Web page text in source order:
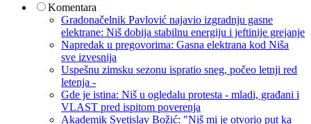
Komentara
Gradonačelnik Pavlović najavio izgradnju gasne
elektrane: Niš dobija stabilnu energiju i jeftinije grejanje
Napredak u pregovorima: Gasna elektrana kod Niša
sve izvesnija
Uspešnu zimsku sezonu ispratio sneg, počeo letnji red
letenja -
Gde je istina: Niš u ogledalu protesta - mladi, građani i
VLAST pred ispitom poverenja
Akademik Svetislav Božić: "Niš mi je otvorio put ka